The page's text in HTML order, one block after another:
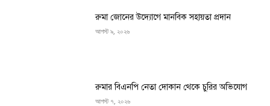
রুমা জোনের উদ্যোগে মানবিক সহায়তা প্রদান
আগস্ট ৯, ২০২৬
রুমার বিএনপি নেতা দোকান থেকে চুরির অভিযোগ
আগস্ট ৭, ২০২৬